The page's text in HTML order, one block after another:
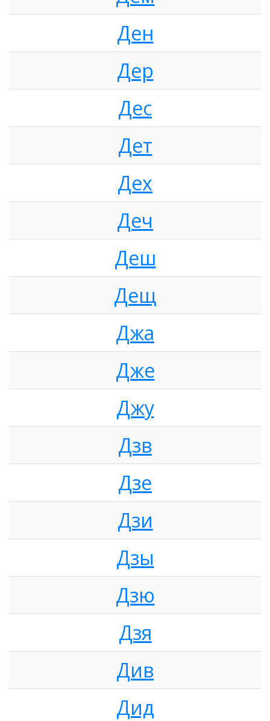
Ден
Дер
Дес
Дет
Дех
Деч
Деш
Дещ
Джа
Дже
Джу
Дзв
Дзе
Дзи
Дзы
Дзю
Дзя
Див
Дид